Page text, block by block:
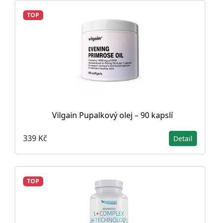
TOP
Vilgain Pupalkový olej – 90 kapslí
339 Kč Detail
TOP